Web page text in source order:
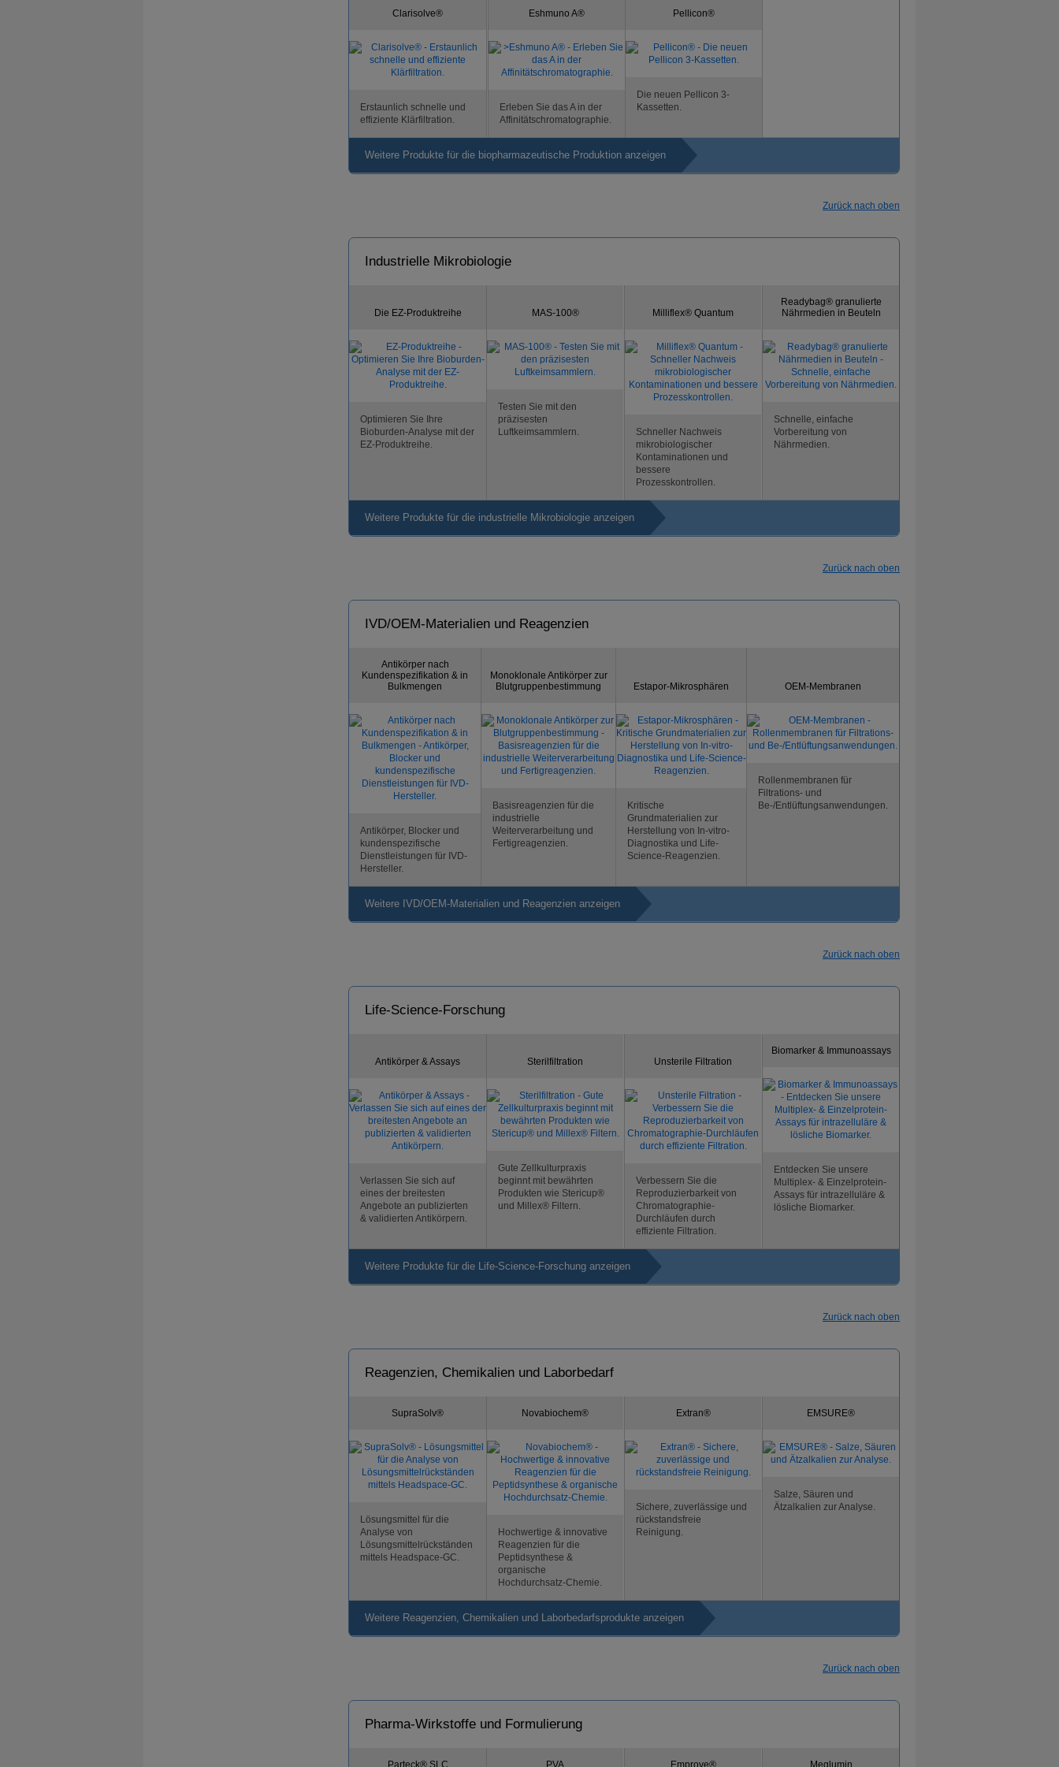
Clarisolve®
Erstaunlich schnelle und
effiziente Klärfiltration.
Eshmuno A®
Erleben Sie das A in der
Affinitätschromatographie.
Pellicon®
Die neuen Pellicon 3-
Kassetten.
Weitere Produkte für die biopharmazeutische Produktion anzeigen
Zurück nach oben
Industrielle Mikrobiologie
Die EZ-Produktreihe
Optimieren Sie Ihre
Bioburden-Analyse mit der
EZ-Produktreihe.
MAS-100®
Testen Sie mit den
präzisesten
Luftkeimsammlern.
Milliflex® Quantum
Schneller Nachweis
mikrobiologischer
Kontaminationen und
bessere
Prozesskontrollen.
Readybag® granulierte
Nährmedien in Beuteln
Schnelle, einfache
Vorbereitung von
Nährmedien.
Weitere Produkte für die industrielle Mikrobiologie anzeigen
Zurück nach oben
IVD/OEM-Materialien und Reagenzien
Antikörper nach
Kundenspezifikation & in
Bulkmengen
Antikörper, Blocker und
kundenspezifische
Dienstleistungen für IVD-
Hersteller.
Monoklonale Antikörper zur
Blutgruppenbestimmung
Basisreagenzien für die
industrielle
Weiterverarbeitung und
Fertigreagenzien.
Estapor-Mikrosphären
Kritische
Grundmaterialien zur
Herstellung von In-vitro-
Diagnostika und Life-
Science-Reagenzien.
OEM-Membranen
Rollenmembranen für
Filtrations- und
Be-/Entlüftungsanwendungen.
Weitere IVD/OEM-Materialien und Reagenzien anzeigen
Zurück nach oben
Life-Science-Forschung
Antikörper & Assays
Verlassen Sie sich auf
eines der breitesten
Angebote an publizierten
& validierten Antikörpern.
Sterilfiltration
Gute Zellkulturpraxis
beginnt mit bewährten
Produkten wie Stericup®
und Millex® Filtern.
Unsterile Filtration
Verbessern Sie die
Reproduzierbarkeit von
Chromatographie-
Durchläufen durch
effiziente Filtration.
Biomarker & Immunoassays
Entdecken Sie unsere
Multiplex- & Einzelprotein-
Assays für intrazelluläre &
lösliche Biomarker.
Weitere Produkte für die Life-Science-Forschung anzeigen
Zurück nach oben
Reagenzien, Chemikalien und Laborbedarf
SupraSolv®
Lösungsmittel für die
Analyse von
Lösungsmittelrückständen
mittels Headspace-GC.
Novabiochem®
Hochwertige & innovative
Reagenzien für die
Peptidsynthese &
organische
Hochdurchsatz-Chemie.
Extran®
Sichere, zuverlässige und
rückstandsfreie
Reinigung.
EMSURE®
Salze, Säuren und
Ätzalkalien zur Analyse.
Weitere Reagenzien, Chemikalien und Laborbedarfsprodukte anzeigen
Zurück nach oben
Pharma-Wirkstoffe und Formulierung
Parteck® SLC PVA Emprove® Meglumin